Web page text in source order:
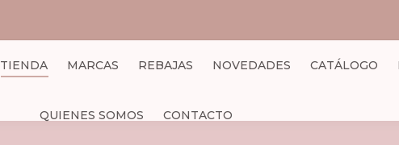
TIENDA MARCAS REBAJAS NOVEDADES CATÁLOGO
QUIENES SOMOS CONTACTO